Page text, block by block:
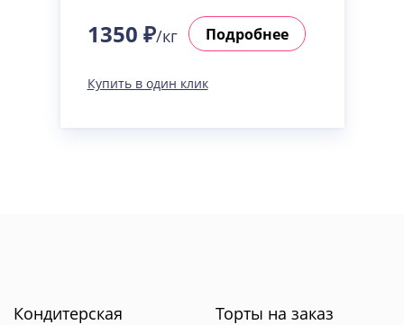
1350 ₽/кг Подробнее
Купить в один клик
Кондитерская Торты на заказ